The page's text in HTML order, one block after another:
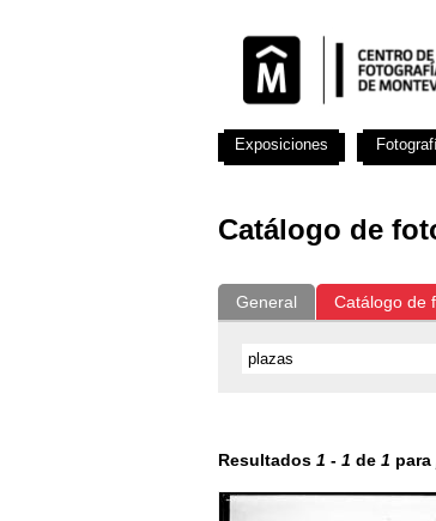
Catálogo de
General Catálogo de
Resultados 1 - 1 de 1 para
Exposiciones